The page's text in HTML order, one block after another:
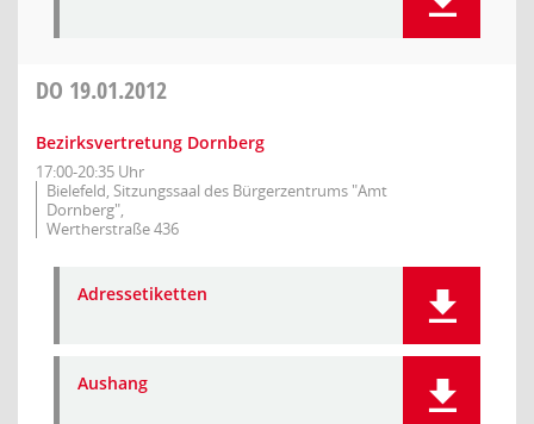
DO 19.01.2012
Bezirksvertretung Dornberg
17:00-20:35 Uhr
Bielefeld, Sitzungssaal des Bürgerzentrums "Amt
Dornberg",
Wertherstraße 436
Adressetiketten
Aushang